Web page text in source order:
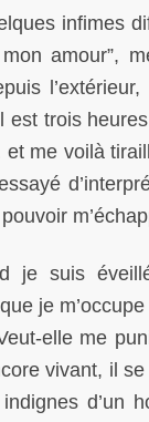
infimes
amour”,
trois
me voilà
je suis
je
elle me
vivant, il
d’un